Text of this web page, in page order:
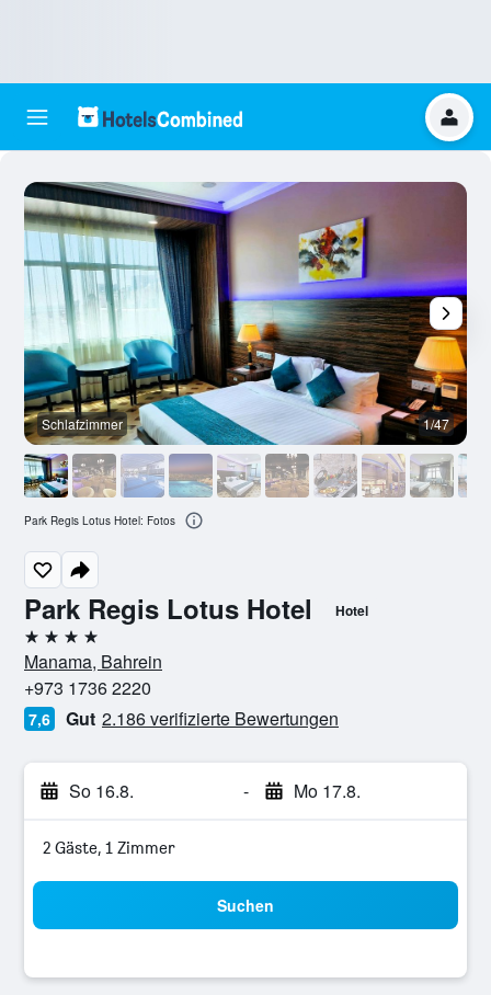
Park Regis Lotus Hotel Hotel
4 Sterne
Manama, Bahrein
+973 1736 2220
7,6 Gut 2.186 verifizierte Bewertungen
So 16.8. - Mo 17.8.
2 Gäste, 1 Zimmer
Suchen
Schlafzimmer 1/47
Park Regis Lotus Hotel: Fotos